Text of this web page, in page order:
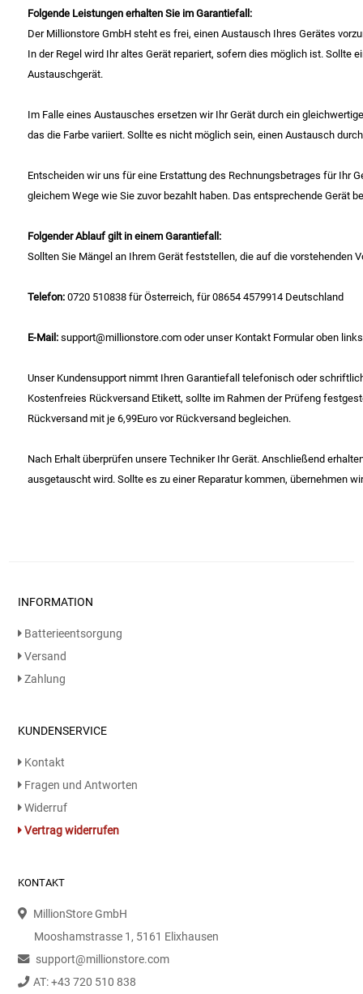
Schinken
Schokolade
Schreibwaren / Büroartikel / Kleber
Service
Sirupe
Speck / Rohschinken
Spezialreiniger
Spirituosen
Tee
Teigwaren
Verpackung- und Verbrauchsmaterial
Wasser
Wein
Zucker / Süßstoffe
Folgende Leistungen erhalten Sie im Garantiefall:
Der Millionstore GmbH steht es frei, einen Austausch Ihres Gerätes
In der Regel wird Ihr altes Gerät repariert, sofern dies möglich ist. Sollte
Austauschgerät.
Im Falle eines Austausches ersetzen wir Ihr Gerät durch ein
das die Farbe variiert. Sollte es nicht möglich sein, einen Austausch
Entscheiden wir uns für eine Erstattung des Rechnungsbetrages für Ihr
gleichem Wege wie Sie zuvor bezahlt haben. Das entsprechende Gerät
Folgender Ablauf gilt in einem Garantiefall:
Sollten Sie Mängel an Ihrem Gerät feststellen, die auf die vorstehenden
Telefon:0720 510838 für Österreich, für 08654 4579914 Deutschland
E-Mail:support@millionstore.com oder unser Kontakt Formular oben
Unser Kundensupport nimmt Ihren Garantiefall telefonisch oder
Kostenfreies Rückversand Etikett, sollte im Rahmen der Prüfeng
Rückversand mit je 6,99Euro vor Rückversand begleichen.
Nach Erhalt überprüfen unsere Techniker Ihr Gerät. Anschließend
ausgetauscht wird. Sollte es zu einer Reparatur kommen, übernehmen
INFORMATION
Batterieentsorgung
Versand
Zahlung
KUNDENSERVICE
Kontakt
Fragen und Antworten
Widerruf
Vertrag widerrufen
KONTAKT
MillionStore GmbH
Mooshamstrasse 1, 5161 Elixhausen
support@millionstore.com
AT: +43 720 510 838